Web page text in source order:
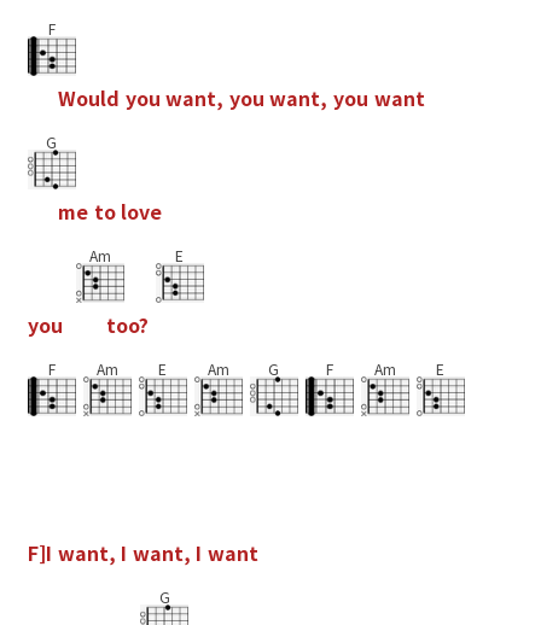
F
Would you want, you want, you want
G
me to love
you
Am
too?
E
F Am E Am G F Am E
F]I want, I want, I want
G